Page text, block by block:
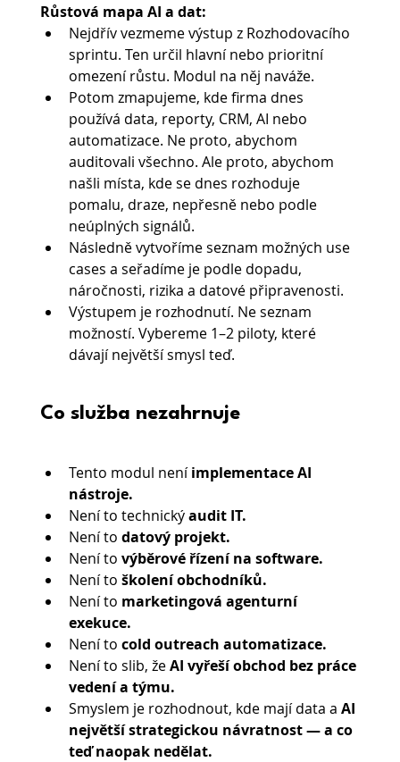
Růstová mapa AI a dat:
Nejdřív vezmeme výstup z Rozhodovacího
sprintu. Ten určil hlavní nebo prioritní
omezení růstu. Modul na něj naváže.
Potom zmapujeme, kde firma dnes
používá data, reporty, CRM, AI nebo
automatizace. Ne proto, abychom
auditovali všechno. Ale proto, abychom
našli místa, kde se dnes rozhoduje
pomalu, draze, nepřesně nebo podle
neúplných signálů.
Následně vytvoříme seznam možných use
cases a seřadíme je podle dopadu,
náročnosti, rizika a datové připravenosti.
Výstupem je rozhodnutí. Ne seznam
možností. Vybereme 1–2 piloty, které
dávají největší smysl teď.
Co služba nezahrnuje
Tento modul není implementace AI
nástroje.
Není to technický audit IT.
Není to datový projekt.
Není to výběrové řízení na software.
Není to školení obchodníků.
Není to marketingová agenturní
exekuce.
Není to cold outreach automatizace.
Není to slib, že AI vyřeší obchod bez práce
vedení a týmu.
Smyslem je rozhodnout, kde mají data a AI
největší strategickou návratnost — a co
teď naopak nedělat.